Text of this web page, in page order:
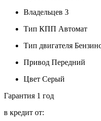
Владельцев 3
Тип КПП Автомат
Тип двигателя
Привод Передний
Цвет Серый
Гарантия 1 год
в кредит от: